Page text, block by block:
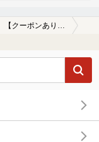
【クーポンあり】女子旅・女子会におすすめの東日本橋駅近くの温泉、日帰り温泉、スーパー銭湯おすすめ